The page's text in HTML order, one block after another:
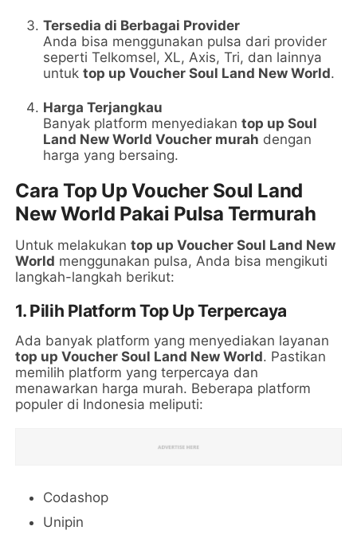
Tersedia di Berbagai Provider
Anda bisa menggunakan pulsa dari provider
seperti Telkomsel, XL, Axis, Tri, dan lainnya
untuktop up Voucher Soul Land New World.
Harga Terjangkau
Banyak platform menyediakantop up Soul
Land New World Voucher murah dengan
harga yang bersaing.
Cara Top Up Voucher Soul Land
New World Pakai Pulsa Termurah
Untuk melakukantop up Voucher Soul Land New
World menggunakan pulsa, Anda bisa mengikuti
langkah-langkah berikut:
1. Pilih Platform Top Up Terpercaya
Ada banyak platform yang menyediakan layanan
top up Voucher Soul Land New World. Pastikan
memilih platform yang terpercaya dan
menawarkan harga murah. Beberapa platform
populer di Indonesia meliputi:
Codashop
Unipin